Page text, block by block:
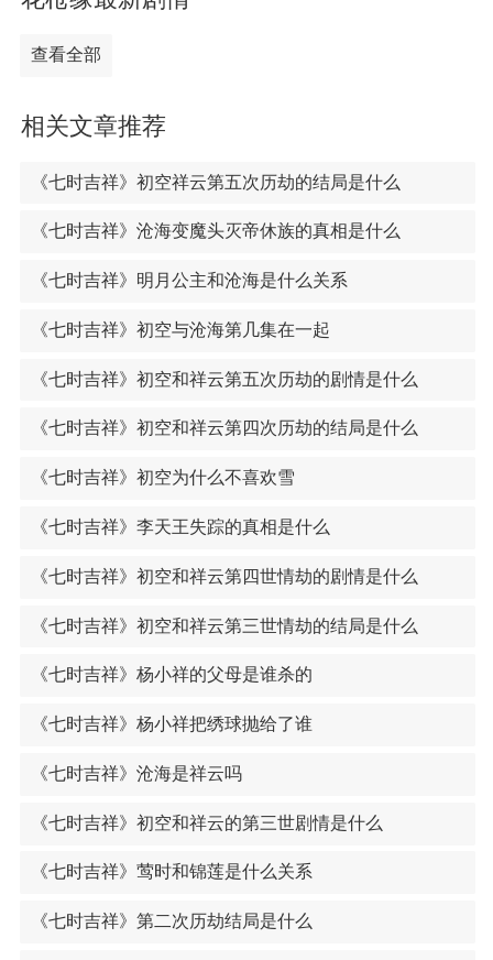
查看全部
相关文章推荐
《七时吉祥》初空祥云第五次历劫的结局是什么
《七时吉祥》沧海变魔头灭帝休族的真相是什么
《七时吉祥》明月公主和沧海是什么关系
《七时吉祥》初空与沧海第几集在一起
《七时吉祥》初空和祥云第五次历劫的剧情是什么
《七时吉祥》初空和祥云第四次历劫的结局是什么
《七时吉祥》初空为什么不喜欢雪
《七时吉祥》李天王失踪的真相是什么
《七时吉祥》初空和祥云第四世情劫的剧情是什么
《七时吉祥》初空和祥云第三世情劫的结局是什么
《七时吉祥》杨小祥的父母是谁杀的
《七时吉祥》杨小祥把绣球抛给了谁
《七时吉祥》沧海是祥云吗
《七时吉祥》初空和祥云的第三世剧情是什么
《七时吉祥》莺时和锦莲是什么关系
《七时吉祥》第二次历劫结局是什么